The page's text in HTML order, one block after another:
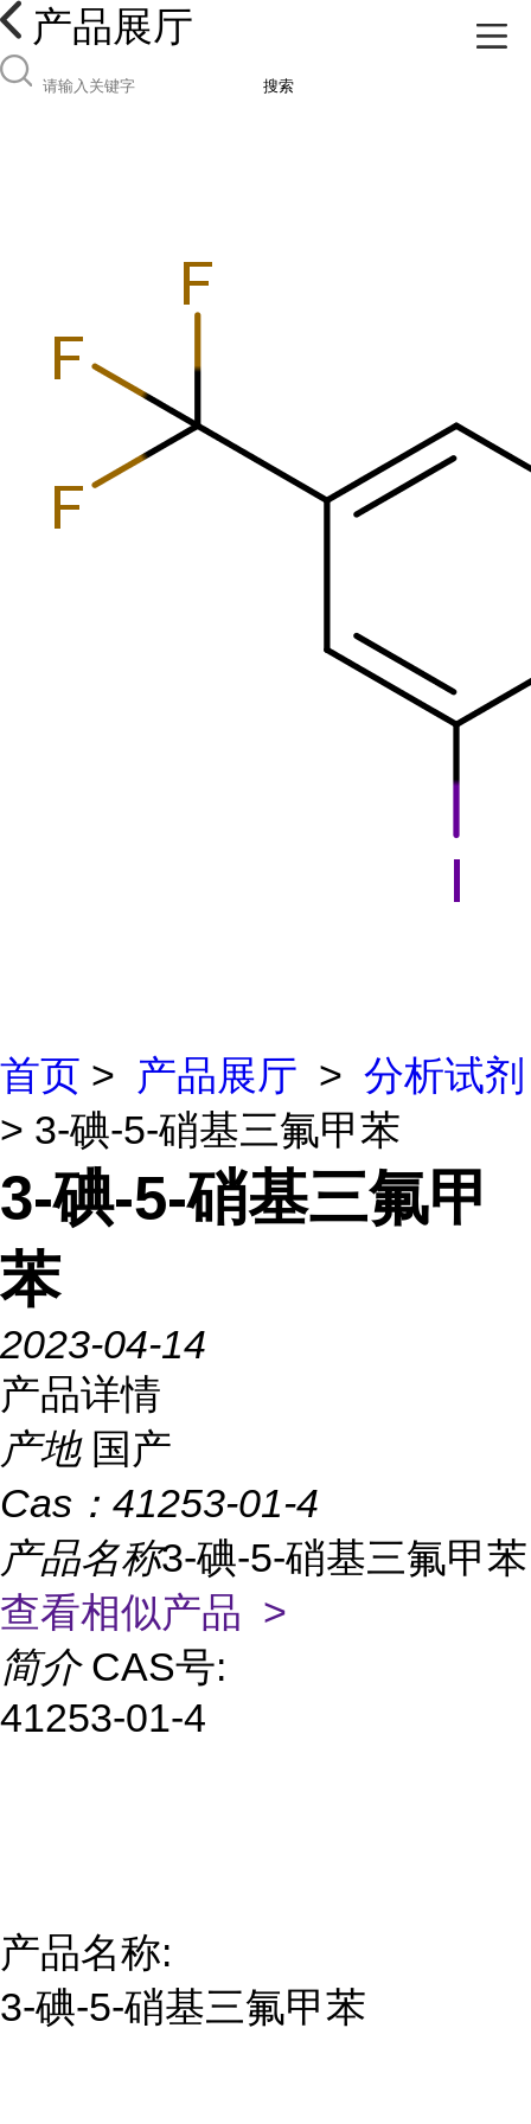
产品展厅
搜索
首页 > 产品展厅 > 分析试剂
> 3-碘-5-硝基三氟甲苯
3-碘-5-硝基三氟甲
苯
2023-04-14
产品详情
产地 国产
Cas： 41253-01-4
产品名称3-碘-5-硝基三氟甲苯
查看相似产品 >
简介 CAS号:
41253-01-4
产品名称:
3-碘-5-硝基三氟甲苯